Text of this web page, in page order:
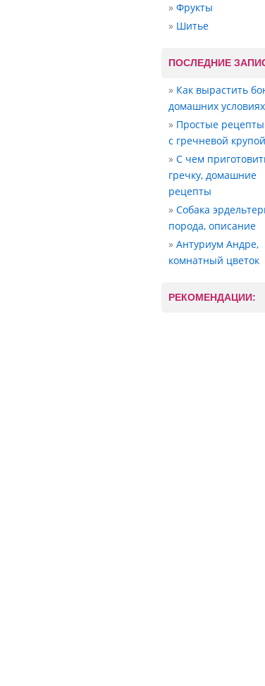
Фрукты
Шитье
ПОСЛЕДНИЕ
Как вырастить
домашних условиях
Простые рецепты
с гречневой крупой
С чем
гречку, домашние
рецепты
Собака
порода, описание
Антуриум Андре,
комнатный цветок
РЕКОМЕНДАЦИИ: